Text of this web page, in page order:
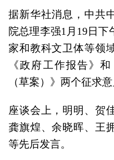
据新华社消息，中共
院总理李强1月19日下
家和教科文卫体等领
《政府工作报告》
（草案）》两个征求
座谈会上，明明、贺
龚旗煌、余晓晖、王
等先后发言。